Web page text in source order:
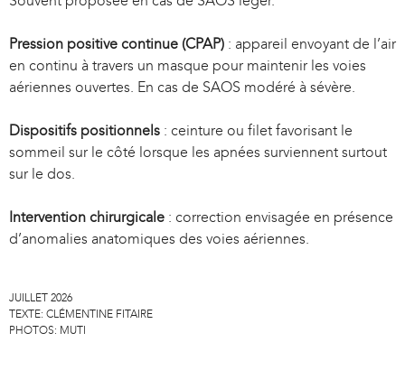
Pression positive continue (CPAP) : appareil envoyant de l’air
en continu à travers un masque pour maintenir les voies
aériennes ouvertes. En cas de SAOS modéré à sévère.
Dispositifs positionnels : ceinture ou filet favorisant le
sommeil sur le côté lorsque les apnées surviennent surtout
sur le dos.
Intervention chirurgicale : correction envisagée en présence
d’anomalies anatomiques des voies aériennes.
JUILLET 2026
TEXTE: CLÉMENTINE FITAIRE
PHOTOS: MUTI